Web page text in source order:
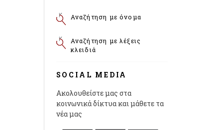
Αναζήτηση με όνομα
Αναζήτηση με λέξεις
κλειδιά
SOCIAL MEDIA
Ακολουθείστε μας στα
κοινωνικά δίκτυα και μάθετε τα
νέα μας